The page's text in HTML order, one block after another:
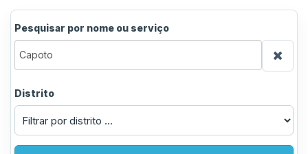
Pesquisar por nome ou serviço
Distrito